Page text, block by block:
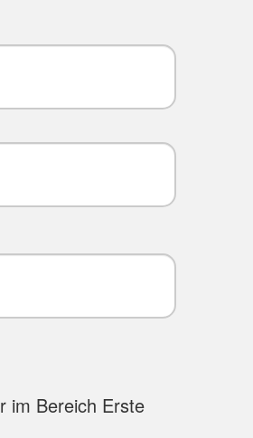
im Bereich Erste